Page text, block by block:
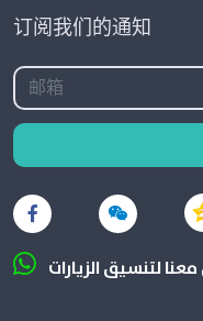
订阅我们的通知
لتنسيق الزيارات